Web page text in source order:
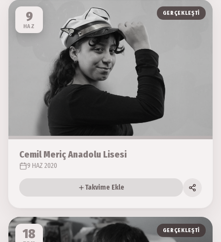
9
HAZ
GERÇEKLEŞTI
Cemil Meriç Anadolu Lisesi
9 HAZ 2020
Takvime Ekle
18 GERÇEKLEŞTI